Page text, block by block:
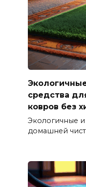
средства
ковров без
Экологичные
домашней